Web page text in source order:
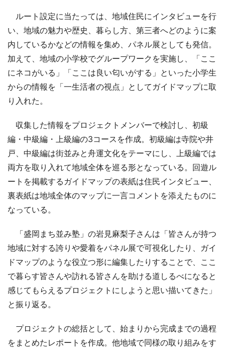
ルート設定に当たっては、地域住民にインタビューを行
い、地域の魅力や歴史、暮らし方、第三者へどのように案
内しているかなどの情報を集め、パネル展としても発信。
加えて、地域の小学校でグループワークを実施し、「ここ
にネコがいる」「ここは良い匂いがする」といった小学生
からの情報を「一生活者の視点」としてガイドマップに取
り入れた。
収集した情報をプロジェクトメンバーで検討し、初級
編・中級編・上級編の3コースを作成。初級編は寺院や井
戸、中級編は街並みと舟運文化をテーマにし、上級編では
両方を取り入れて地域全体を巡る形となっている。回遊ル
ートを掲載するガイドマップの表紙は住民インタビュー、
裏表紙は地域全体のマップに一言コメントを添えたものに
なっている。
「盛岡まち並み塾」の岩見麻梨子さんは「皆さんが持つ
地域に対する誇りや愛着をパネル展で可視化したり、ガイ
ドマップのような役立つ形に編集したりすることで、ここ
で暮らす皆さんや訪れる皆さんを助ける道しるべになると
感じてもらえるプロジェクトにしようと思い描いてきた」
と振り返る。
プロジェクトの総括として、始まりから完成までの過程
をまとめたレポートを作成。他地域で同様の取り組みをす